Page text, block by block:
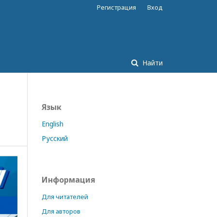
Найти
Регистрация Вход
Язык
English
Русский
Информация
Для читателей
Для авторов